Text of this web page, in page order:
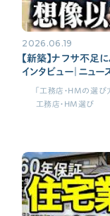
2026.06.19
【新築】ナフサ不足
インタビュー｜ニュ
べき対策とは
「工務店・HMの選び
工務店・HM選び